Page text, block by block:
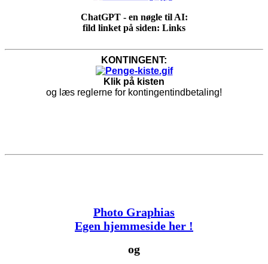
ChatGPT - en nøgle til AI:
fild linket på siden: Links
KONTINGENT:
Klik på kisten
og læs reglerne for kontingentindbetaling!
Photo Graphias
Egen hjemmeside her !
og